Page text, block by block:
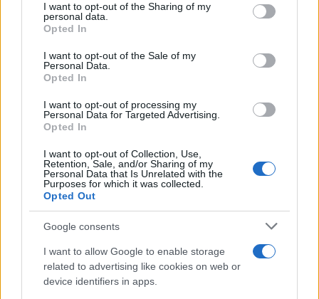
not limited to your visit or usage behaviour. You may click to
grant or deny consent to Google and its third-party tags to
use your data for below specified purposes in below Google
consent section.
I want to opt-out of the Sharing of my
personal data.
Opted In
I want to opt-out of the Sale of my
Personal Data.
Opted In
I want to opt-out of processing my
Personal Data for Targeted Advertising.
Opted In
I want to opt-out of Collection, Use,
Retention, Sale, and/or Sharing of my
Personal Data that Is Unrelated with the
Purposes for which it was collected.
Opted Out
Google consents
I want to allow Google to enable storage
related to advertising like cookies on web or
device identifiers in apps.
BESZÁMOLÓ
ÖRÖKSÉG
berendezte a Parlamentet
A magyar historizáló bútorgyártás enigmatikus figurájára
emlékezik az MNMKK Iparművészeti Múzeum új kiállítása. Az
Asztalosmesterből iparmágnás című tárlat az emblematikus
munkásságát mutatja be látványos tablók segítségével. A
kiállítást a Bakáts téri Assisi Szent Ferenc-plébániatemplom
altemplomában láthatja a közönség október 5-ig.
EZEN A NAPON TÖRTÉNT
Június 8-án történt
„Az élet az esetek többségében nem alkalmas arra, hogy